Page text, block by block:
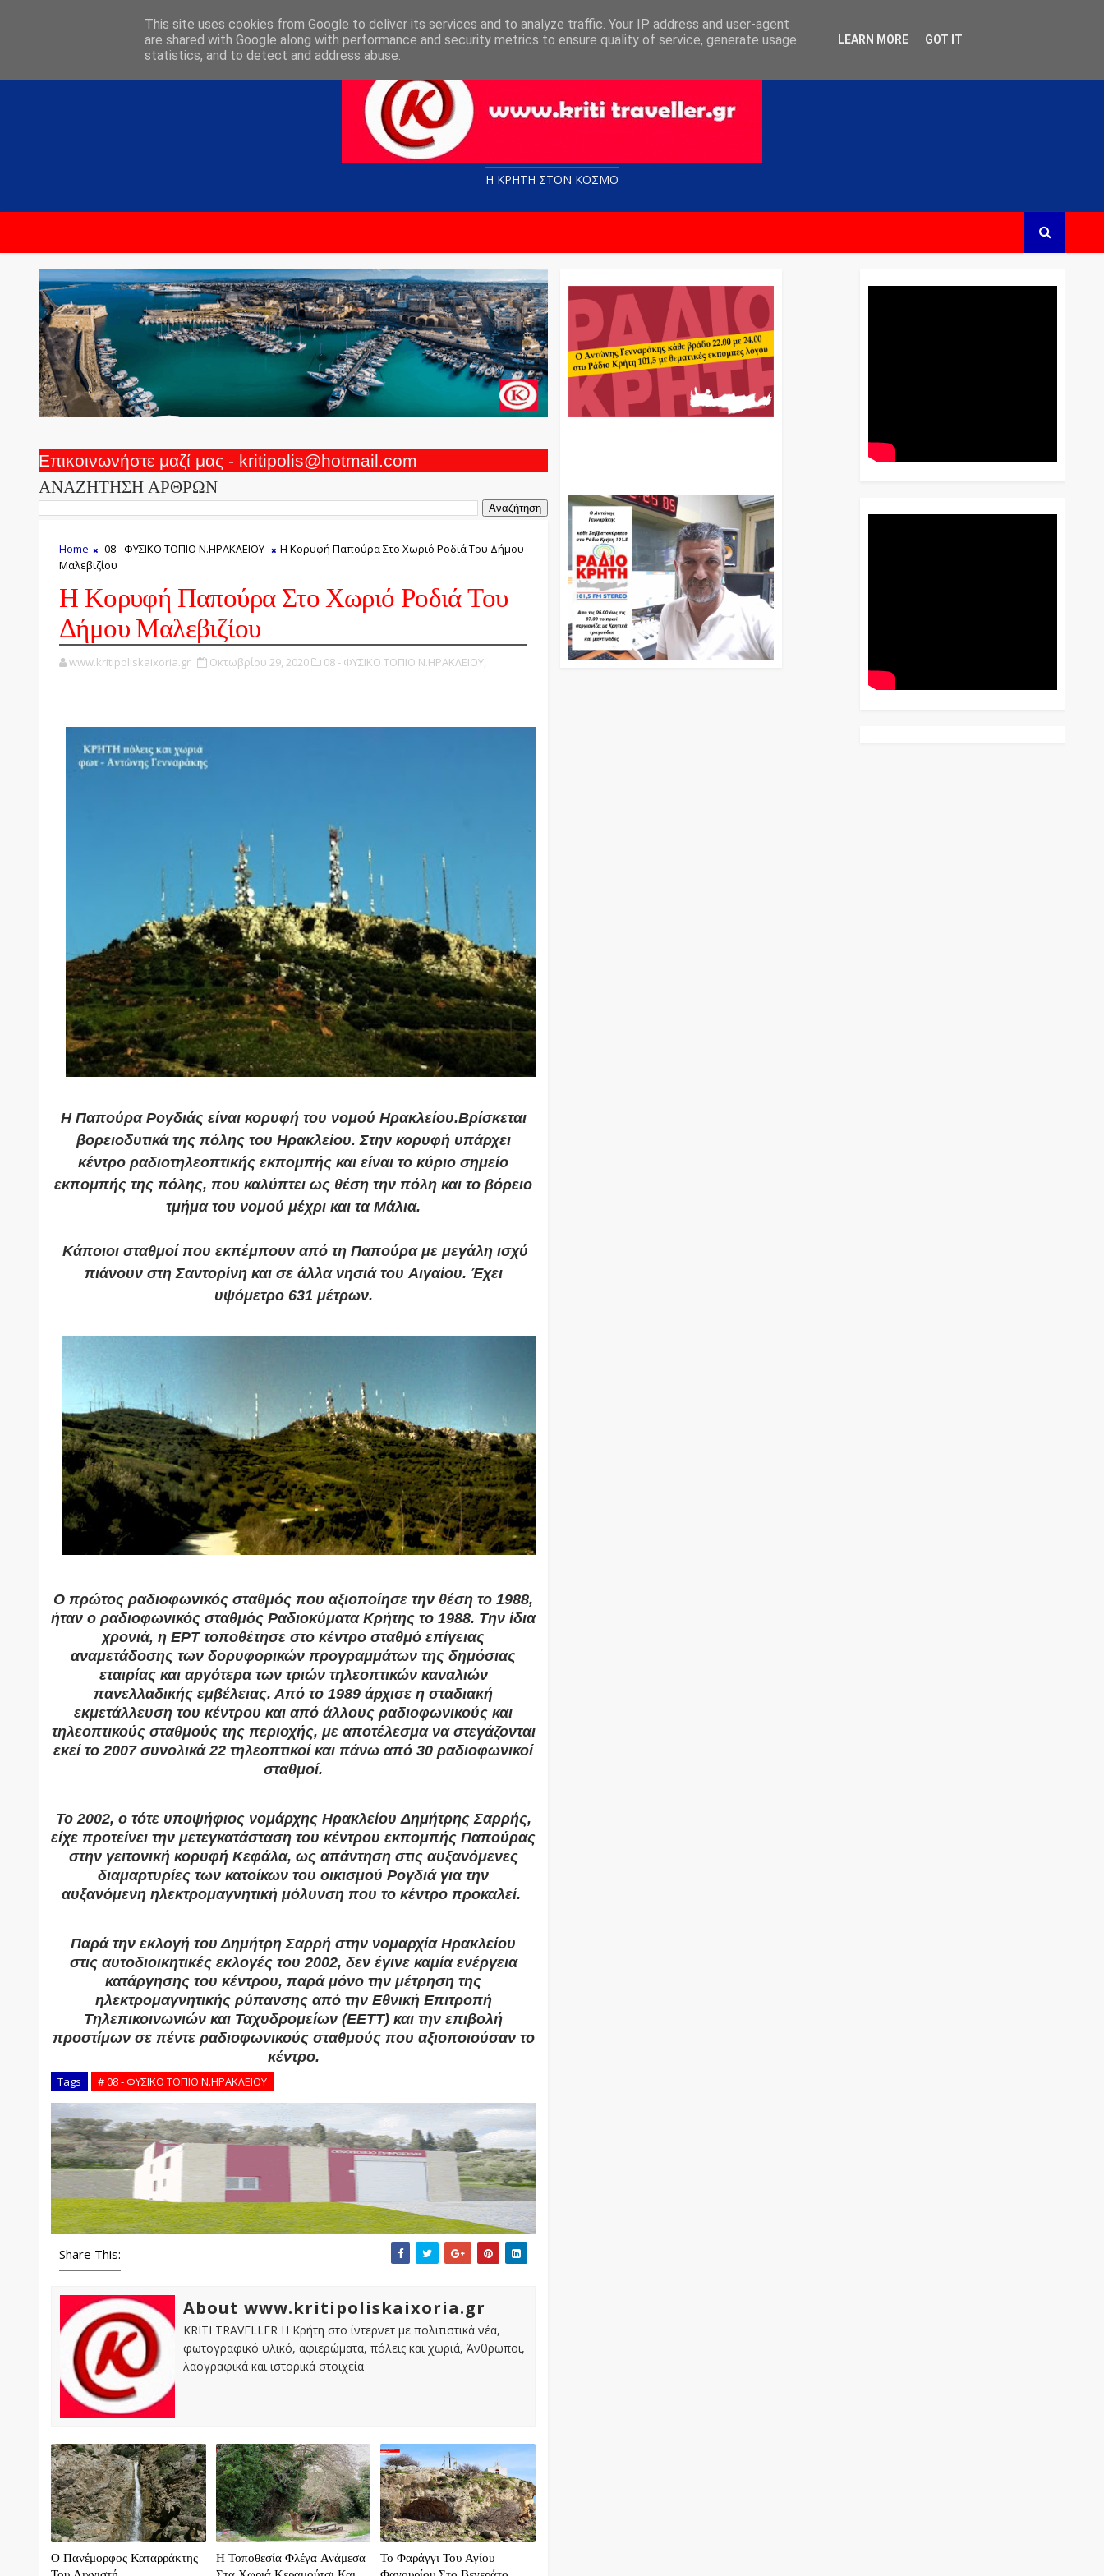
Η ΚΡΗΤΗ ΣΤΟN KOΣΜΟ
Επικοινωνήστε μαζί μας - kritipolis@hotmail.com
ΑΝΑΖΗΤΗΣΗ ΑΡΘΡΩΝ
Home 08 - ΦΥΣΙΚΟ ΤΟΠΙΟ Ν.ΗΡΑΚΛΕΙΟΥ
Η Κορυφή Παπούρα Στο Χωριό Ροδιά Του Δήμου
Μαλεβιζίου
Η Κορυφή Παπούρα Στο Χωριό Ροδιά Του
Δήμου Μαλεβιζίου
www.kritipoliskaixoria.gr Οκτωβρίου 29, 2020 08 - ΦΥΣΙΚΟ ΤΟΠΙΟ Ν.ΗΡΑΚΛΕΙΟΥ,
Η Παπούρα Ρογδιάςείναι κορυφή του νομού Ηρακλείου.Βρίσκεται
βορειοδυτικά της πόλης του Ηρακλείου. Στην κορυφή υπάρχει
κέντρο ραδιοτηλεοπτικής εκπομπής και είναι το κύριο σημείο
εκπομπής της πόλης, που καλύπτει ως θέση την πόλη και το βόρειο
τμήμα του νομού μέχρι και τα Μάλια.
Κάποιοι σταθμοί που εκπέμπουν από τη Παπούρα με μεγάλη ισχύ
πιάνουν στηΣαντορίνηκαι σε άλλα νησιά τουΑιγαίου. Έχει
υψόμετρο 631 μέτρων.
Ο πρώτος ραδιοφωνικός σταθμός που αξιοποίησε την θέση το 1988,
ήταν ο ραδιοφωνικός σταθμός Ραδιοκύματα Kρήτης το 1988. Την ίδια
χρονιά, η ΕΡΤ τοποθέτησε στο κέντρο σταθμό επίγειας
αναμετάδοσης των δορυφορικών προγραμμάτων της δημόσιας
εταιρίας και αργότερα των τριών τηλεοπτικών καναλιών
πανελλαδικής εμβέλειας. Από το 1989 άρχισε η σταδιακή
εκμετάλλευση του κέντρου και από άλλους ραδιοφωνικούς και
τηλεοπτικούς σταθμούς της περιοχής, με αποτέλεσμα να στεγάζονται
εκεί το 2007 συνολικά 22 τηλεοπτικοί και πάνω από 30 ραδιοφωνικοί
σταθμοί.
Το 2002, ο τότε υποψήφιος νομάρχης Ηρακλείου Δημήτρης Σαρρής,
είχε προτείνει την μετεγκατάσταση του κέντρου εκπομπής Παπούρας
στην γειτονική κορυφή Κεφάλα, ως απάντηση στις αυξανόμενες
διαμαρτυρίες των κατοίκων του οικισμού Ρογδιά για την
αυξανόμενη ηλεκτρομαγνητική μόλυνση που το κέντρο προκαλεί.
Παρά την εκλογή του Δημήτρη Σαρρή στην νομαρχία Ηρακλείου
στις αυτοδιοικητικές εκλογές του 2002, δεν έγινε καμία ενέργεια
κατάργησης του κέντρου, παρά μόνο την μέτρηση της
ηλεκτρομαγνητικής ρύπανσης από την Εθνική Επιτροπή
Τηλεπικοινωνιών και Ταχυδρομείων (ΕΕΤΤ) και την επιβολή
προστίμων σε πέντε ραδιοφωνικούς σταθμούς που αξιοποιούσαν το
κέντρο.
Tags # 08 - ΦΥΣΙΚΟ ΤΟΠΙΟ Ν.ΗΡΑΚΛΕΙΟΥ
Share This:
About www.kritipoliskaixoria.gr
KRITI TRAVELLER Η Κρήτη στο ίντερνετ με πολιτιστικά νέα,
φωτογραφικό υλικό, αφιερώματα, πόλεις και χωριά, Άνθρωποι,
λαογραφικά και ιστορικά στοιχεία
Ο Πανέμορφος Καταρράκτης
Η Τοποθεσία Φλέγα Ανάμεσα
Το Φαράγγι Του Αγίου
This site uses cookies from Google to deliver its services and to analyze traffic. Your IP address and user-agent
are shared with Google along with performance and security metrics to ensure quality of service, generate usage
statistics, and to detect and address abuse.
LEARN MORE GOT IT